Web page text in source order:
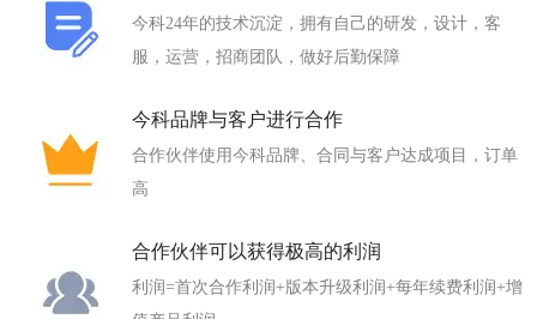
今科24年的技术沉淀，拥有自己的研发，设计，客
服，运营，招商团队，做好后勤保障
今科品牌与客户进行合作
合作伙伴使用今科品牌、合同与客户达成项目，订单
高
合作伙伴可以获得极高的利润
利润=首次合作利润+版本升级利润+每年续费利润+增